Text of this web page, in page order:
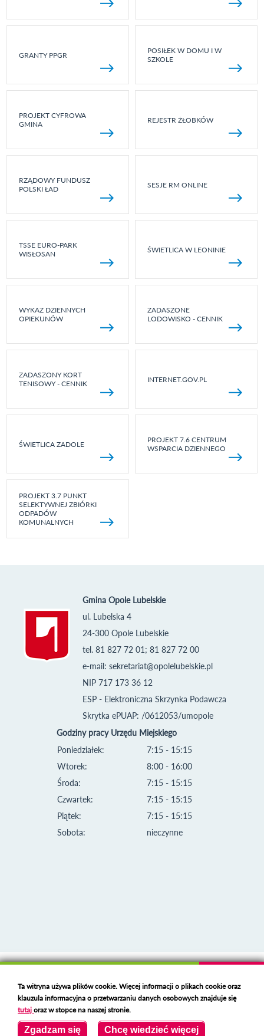
GRANTY PPGR
POSIŁEK W DOMU I W
SZKOLE
PROJEKT CYFROWA
GMINA
REJESTR ŻŁOBKÓW
RZĄDOWY FUNDUSZ
POLSKI ŁAD
SESJE RM ONLINE
TSSE EURO-PARK
WISŁOSAN
ŚWIETLICA W LEONINIE
WYKAZ DZIENNYCH
OPIEKUNÓW
ZADASZONE
LODOWISKO - CENNIK
ZADASZONY KORT
TENISOWY - CENNIK
INTERNET.GOV.PL
ŚWIETLICA ZADOLE
PROJEKT 7.6 CENTRUM
WSPARCIA DZIENNEGO
PROJEKT 3.7 PUNKT
SELEKTYWNEJ ZBIÓRKI
ODPADÓW
KOMUNALNYCH
Gmina Opole Lubelskie
ul. Lubelska 4
24-300 Opole Lubelskie
tel. 81 827 72 01; 81 827 72 00
e-mail: sekretariat@opolelubelskie.pl
NIP 717 173 36 12
ESP - Elektroniczna Skrzynka Podawcza
Skrytka ePUAP: /0612053/umopole
Godziny pracy Urzędu Miejskiego
Poniedziałek:
Wtorek:
Środa:
Czwartek:
Piątek:
Sobota:
7:15 - 15:15
8:00 - 16:00
7:15 - 15:15
7:15 - 15:15
7:15 - 15:15
nieczynne
Deklaracja dostępności
Polski serwer RBLhttps://polspam.pl/
Copyright 2023 Urząd Miejski w Opolu Lubelskim
Created byVOBACOM Odnośnik otworzy się w nowym oknie
Ta witryna używa plików cookie. Więcej informacji o plikach cookie oraz
klauzula informacyjna o przetwarzaniu danych osobowych znajduje się
tutajoraz w stopce na naszej stronie.
Zgadzam się Chcę wiedzieć więcej